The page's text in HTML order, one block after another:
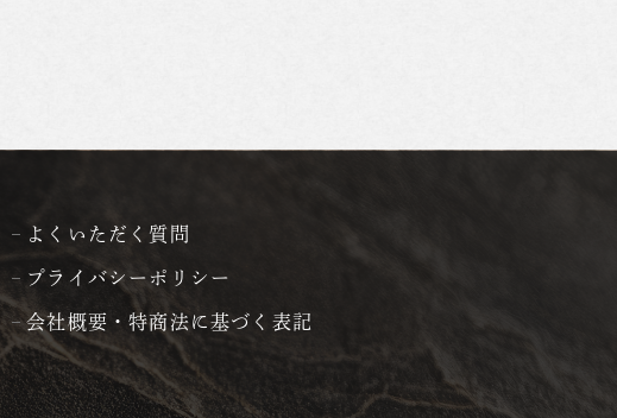
よくいただく質問
プライバシーポリシー
会社概要・特商法に基づく表記